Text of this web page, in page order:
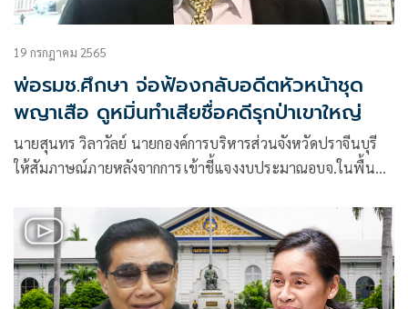
19 กรกฎาคม 2565
พ่อรมช.ศึกษา จ่อฟ้องกลับอดีตหัวหน้าชุด
พญาเสือ ดูหมิ่นทำเสียชื่อคดีรุกป่าเขาใหญ่
นายสุนทร วิลาวัลย์ นายกองค์การบริหารส่วนจังหวัดปราจีนบุรี
ให้สัมภาษณ์ภายหลังจากการเข้าชี้แจงงบประมาณอบจ.ในพื้นที่
ราชบัญญัติงบประมาณรายจ่ายประจำปีงบประมาณ พ.ศ.2566